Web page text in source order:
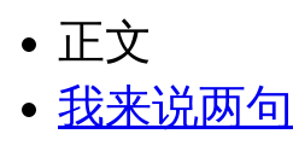
正文
我来说两句